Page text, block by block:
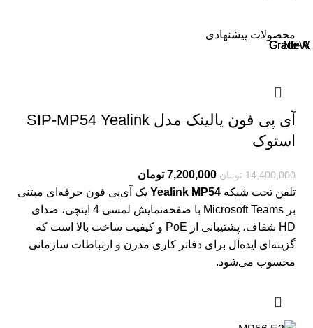
محصولات پیشنهادی
Grade A
آی پی فون یالینک مدل SIP-MP54 Yealink
استوک
14,400,000 تومان 7,200,000 تومان
تلفن تحت شبکه Yealink MP54 یک آی‌پی فون حرفه‌ای مبتنی
بر Microsoft Teams با صفحه‌نمایش لمسی 4 اینچی، صدای
HD شفاف، پشتیبانی از PoE و کیفیت ساخت بالا است که
گزینه‌ای ایده‌آل برای دفاتر کاری مدرن و ارتباطات سازمانی
محسوب می‌شود.
Grade A
NEW
Grade A
Grade A
Grade A